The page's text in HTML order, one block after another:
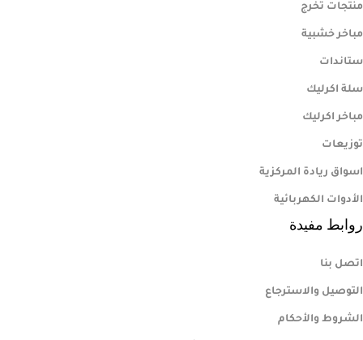
منتجات تخرج
مباخر خشبية
ستاندات
سلة اكرليك
مباخر اكرليك
توزيعات
اسواق ريادة المركزية
الأدوات الكهربائية
روابط مفيدة
اتصل بنا
التوصيل والاسترجاع
الشروط والأحكام